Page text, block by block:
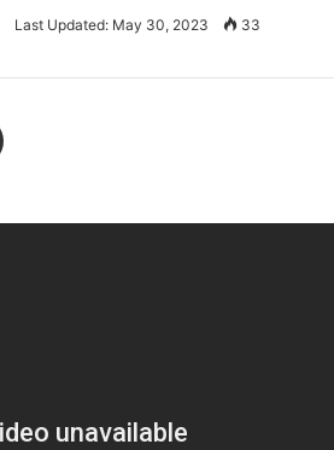
Last Updated: May 30, 2023 33